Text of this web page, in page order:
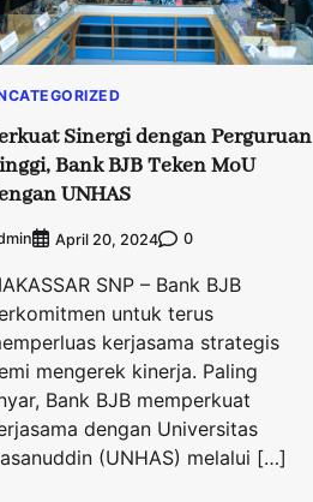
Sinergi dengan Perguruan
Bank BJB Teken MoU
UNHAS
April 20, 2024 0
SNP – Bank BJB
untuk terus
kerjasama strategis
mengerek kinerja. Paling
Bank BJB memperkuat
dengan Universitas
(UNHAS) melalui […]